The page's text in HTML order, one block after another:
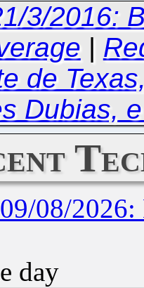
3/2016:
|
de
Dubias,
08/2026:
day